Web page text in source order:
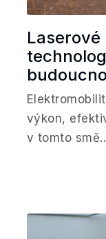
Laserové
výkon,
v tomto